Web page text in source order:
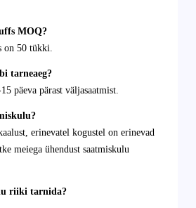
MOQ?
50 tükki.
tarneaeg?
päeva pärast väljasaatmist.
erinevatel kogustel on erinevad
meiega ühendust saatmiskulu
riiki tarnida?